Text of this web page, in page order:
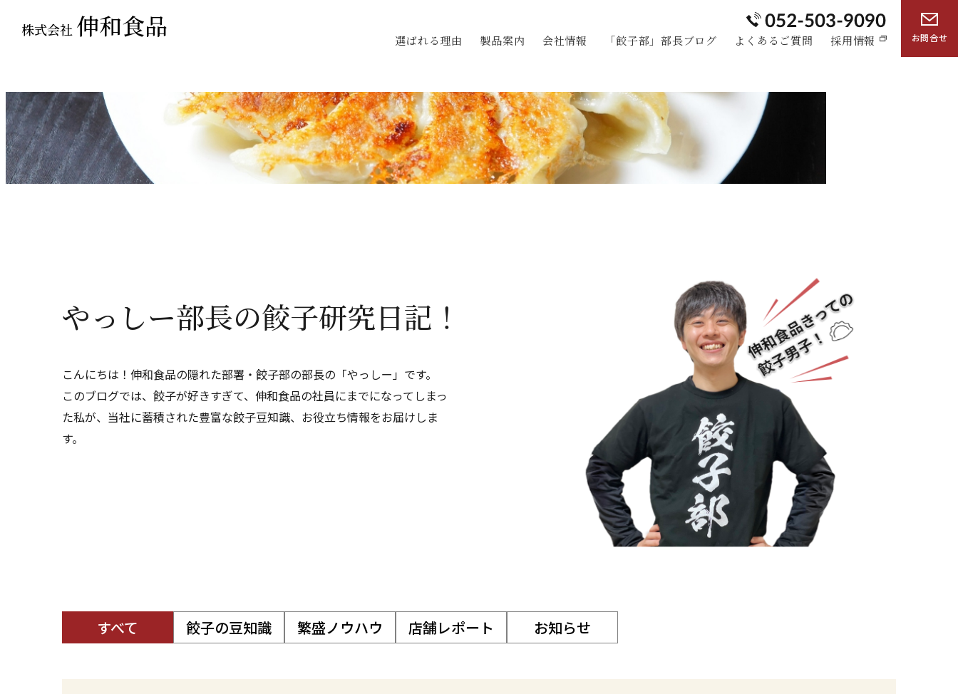
株式会社 伸和食品 選ばれる理由 製品案内 会社情報 「餃子部」部長ブログ よくあるご質問 採用情報 お問合せ
Blog
「餃子部」部長ブログBlog
やっしー部長の餃子研究日記！
こんにちは！伸和食品の隠れた部署・餃子部の部長の「やっしー」です。
このブログでは、餃子が好きすぎて、伸和食品の社員にまでになってしまっ
た私が、当社に蓄積された豊富な餃子豆知識、お役立ち情報をお届けしま
す。
すべて 餃子の豆知識 繁盛ノウハウ 店舗レポート お知らせ